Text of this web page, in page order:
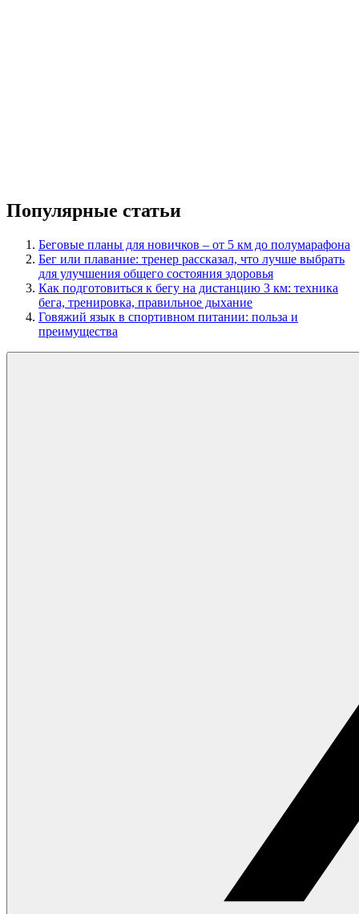
Популярные статьи
Беговые планы для новичков – от 5 км до полумарафона
Бег или плавание: тренер рассказал, что лучше выбрать
для улучшения общего состояния здоровья
Как подготовиться к бегу на дистанцию 3 км: техника
бега, тренировка, правильное дыхание
Говяжий язык в спортивном питании: польза и
преимущества